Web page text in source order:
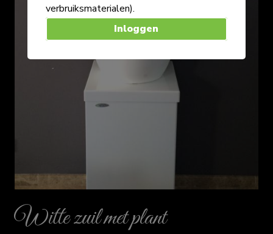
Witte zuil met plant
verbruiksmaterialen).
Inloggen